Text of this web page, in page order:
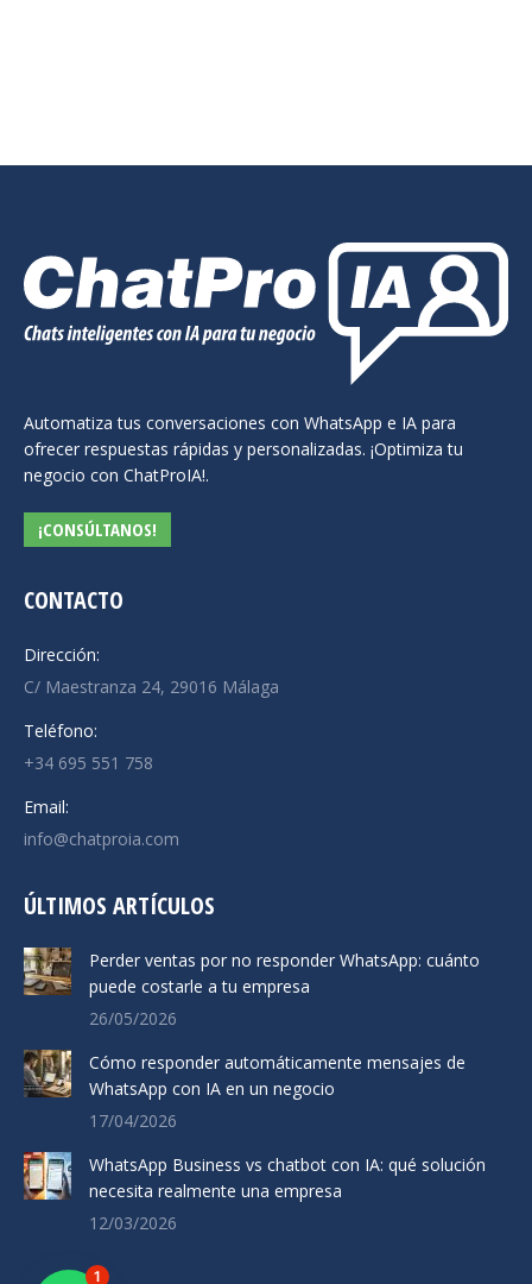
Automatiza tus conversaciones con WhatsApp e IA para
ofrecer respuestas rápidas y personalizadas. ¡Optimiza tu
negocio con ChatProIA!.
¡CONSÚLTANOS!
CONTACTO
Dirección:
C/ Maestranza 24, 29016 Málaga
Teléfono:
+34 695 551 758
Email:
info@chatproia.com
ÚLTIMOS ARTÍCULOS
Perder ventas por no responder WhatsApp: cuánto
puede costarle a tu empresa
26/05/2026
Cómo responder automáticamente mensajes de
WhatsApp con IA en un negocio
17/04/2026
WhatsApp Business vs chatbot con IA: qué solución
necesita realmente una empresa
12/03/2026
1